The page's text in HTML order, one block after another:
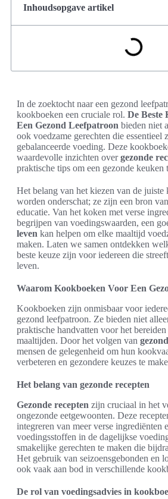
Inhoudsopgave artikel
In de zoektocht naar een gezond
kookboeken een cruciale rol. De Beste
Een Gezond Leefpatroon bieden niet
ook voedzame gerechten die essentieel
gebalanceerde voeding. Deze
waardevolle inzichten overgezonde
praktische tips om een gezonde keuken
Het belang van het kiezen van de
worden onderschat; ze zijn een bron
educatie. Van het koken met verse
begrijpen van voedingswaarden, een
leven kan helpen om elke maaltijd
maken. Laten we samen ontdekken
beste keuze zijn voor iedereen die
leven.
Waarom Kookboeken Voor Een
Kookboeken zijn onmisbaar voor
gezond leefpatroon. Ze bieden niet
praktische handvatten voor het
maaltijden. Door het volgen van
mensen de gelegenheid om hun
verbeteren en gezondere keuzes te
Het belang van gezonde recepten
Gezonde recepten zijn cruciaal in het
ongezonde eetgewoonten. Deze
integreren van meer verse ingrediënten
voedingsstoffen in de dagelijkse
smakelijke gerechten te maken die
Het gebruik van seizoensgebonden en
ook vaak aan bod in verschillende
De rol van voedingsadvies in